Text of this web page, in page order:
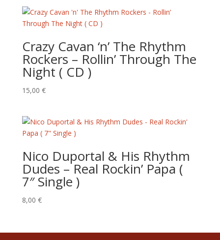
Crazy Cavan ‘n’ The Rhythm
Rockers – Rollin’ Through The
Night ( CD )
15,00 €
Nico Duportal & His Rhythm
Dudes – Real Rockin’ Papa (
7″ Single )
8,00 €